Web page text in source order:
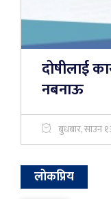
दोषीलाई
नबनाऊ
बुधबार, साउन
लोकप्रिय